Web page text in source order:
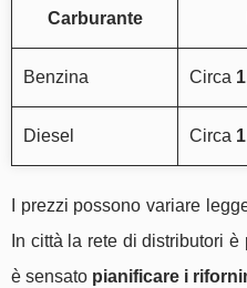
Carburante
Benzina Circa
Diesel Circa
I prezzi possono variare
In città la rete di distributori
è sensato pianificare i